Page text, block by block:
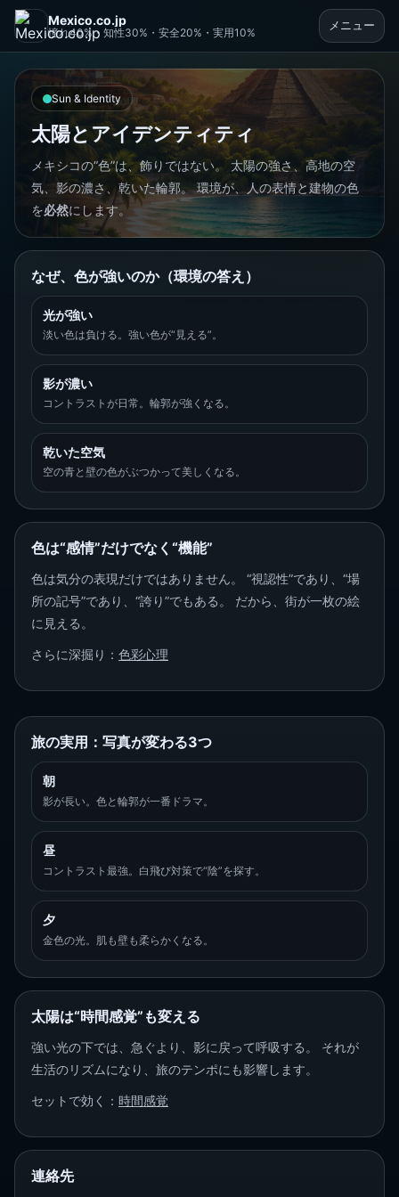
Mexico.co.jp
憧れ40%・知性30%・安全20%・実用10%
メニュー
Sun & Identity
太陽とアイデンティティ
メキシコの“色”は、飾りではない。 太陽の強さ、高地の空
気、影の濃さ、乾いた輪郭。 環境が、人の表情と建物の色
を必然にします。
なぜ、色が強いのか（環境の答え）
光が強い
淡い色は負ける。強い色が“見える”。
影が濃い
コントラストが日常。輪郭が強くなる。
乾いた空気
空の青と壁の色がぶつかって美しくなる。
色は“感情”だけでなく“機能”
色は気分の表現だけではありません。 “視認性”であり、“場
所の記号”であり、“誇り”でもある。 だから、街が一枚の絵
に見える。
さらに深掘り： 色彩心理
旅の実用：写真が変わる3つ
朝
影が長い。色と輪郭が一番ドラマ。
昼
コントラスト最強。白飛び対策で“陰”を探す。
夕
金色の光。肌も壁も柔らかくなる。
太陽は“時間感覚”も変える
強い光の下では、急ぐより、影に戻って呼吸する。 それが
生活のリズムになり、旅のテンポにも影響します。
セットで効く： 時間感覚
連絡先